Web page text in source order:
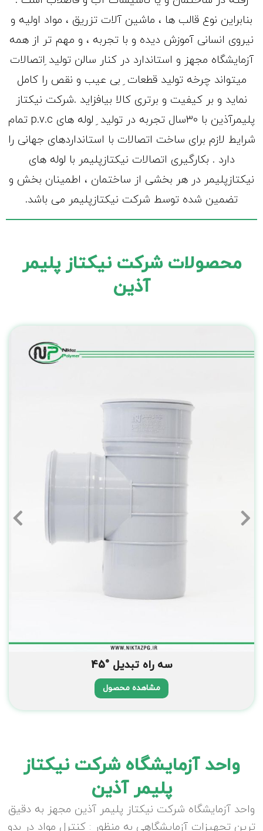
بنابراین نوع قالب ها ، ماشین آلات تزریق ، مواد اولیه و
نیروی انسانی آموزش دیده و با تجربه ، و مهم تر از همه
آزمایشگاه مجهز و استاندارد در کنار سالن تولید ِاتصالات
میتواند چرخه تولید قطعات ِ بی عیب و نقص را کامل
نماید و بر کیفیت و برتری کالا بیافزاید .شرکت نیکتاز
پلیمرآذین با 30سال تجربه در تولید ِ لوله های p.v.c تمام
شرایط لازم برای ساخت اتصالات با استانداردهای جهانی را
دارد . بکارگیری اتصالات نیکتازپلیمر با لوله های
نیکتازپلیمر در هر بخشی از ساختمان ، اطمینان بخش و
تضمین شده توسط شرکت نیکتازپلیمر می باشد.
محصولات شرکت نیکتاز پلیمر
آذین
سه راه تبدیل °45
مشاهده محصول
واحد آزمایشگاه شرکت نیکتاز
پلیمر آذین
واحد آزمایشگاه شرکت نیکتاز پلیمر آذین مجهز به دقیق
ترین تجهیزات آزمایشگاهی به منظور : کنترل مواد در بدو